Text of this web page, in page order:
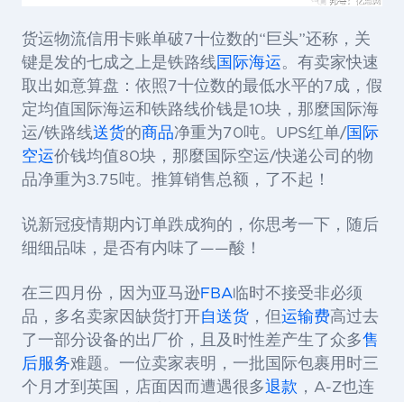
货运物流信用卡账单破7十位数的“巨头”还称，关
键是发的七成之上是铁路线国际海运。有卖家快速
取出如意算盘：依照7十位数的最低水平的7成，假
定均值国际海运和铁路线价钱是10块，那麼国际海
运/铁路线送货的商品净重为70吨。UPS红单/国际
空运价钱均值80块，那麼国际空运/快递公司的物
品净重为3.75吨。推算销售总额，了不起！
说新冠疫情期内订单跌成狗的，你思考一下，随后
细细品味，是否有内味了 ——酸！
在三四月份，因为亚马逊FBA临时不接受非必须
品，多名卖家因缺货打开自送货 ，但运输费高过去
了一部分设备的出厂价，且及时性差产生了众多售
后服务难题。一位卖家表明，一批国际包裹用时三
个月才到英国，店面因而遭遇很多退款 ， A-Z也连